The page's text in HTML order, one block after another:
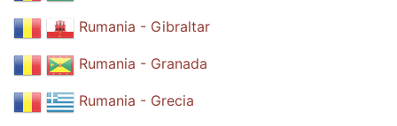
Rumania - Gibraltar
Rumania - Granada
Rumania - Grecia